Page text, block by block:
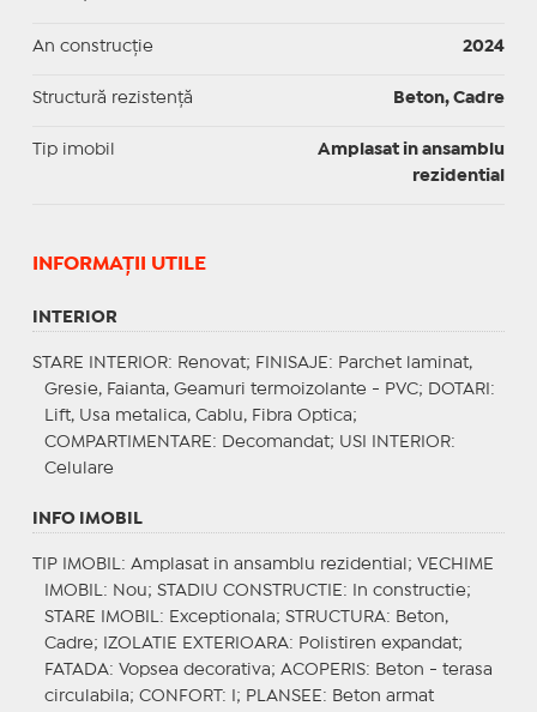
An construcție 2024
Structură rezistență Beton, Cadre
Tip imobil
Amplasat in ansamblu
rezidential
INFORMAŢII UTILE
INTERIOR
STARE INTERIOR: Renovat; FINISAJE : Parchet laminat,
Gresie, Faianta, Geamuri termoizolante - PVC;
DOTARI :
Lift, Usa metalica, Cablu, Fibra Optica;
COMPARTIMENTARE : Decomandat; USI INTERIOR:
Celulare
INFO IMOBIL
TIP IMOBIL : Amplasat in ansamblu rezidential; VECHIME
IMOBIL : Nou; STADIU CONSTRUCTIE : In constructie;
STARE IMOBIL : Exceptionala; STRUCTURA: Beton,
Cadre;
IZOLATIE EXTERIOARA: Polistiren expandat;
FATADA: Vopsea decorativa; ACOPERIS: Beton - terasa
circulabila; CONFORT : I; PLANSEE : Beton armat